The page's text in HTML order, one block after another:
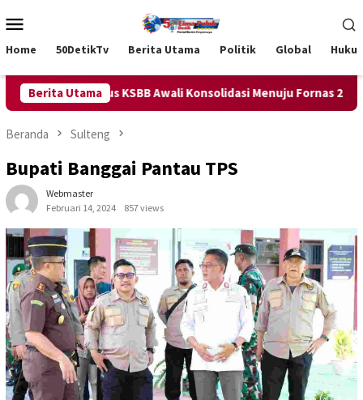
ke
Mobile
Home 50DetikTv Berita Utama Politik Global
Berita Utama
KSBB Awali Konsolidasi Menuju Fornas 2027
Beranda Sulteng
Bupati Banggai Pantau TPS
Webmaster
Februari 14, 2024
857 views